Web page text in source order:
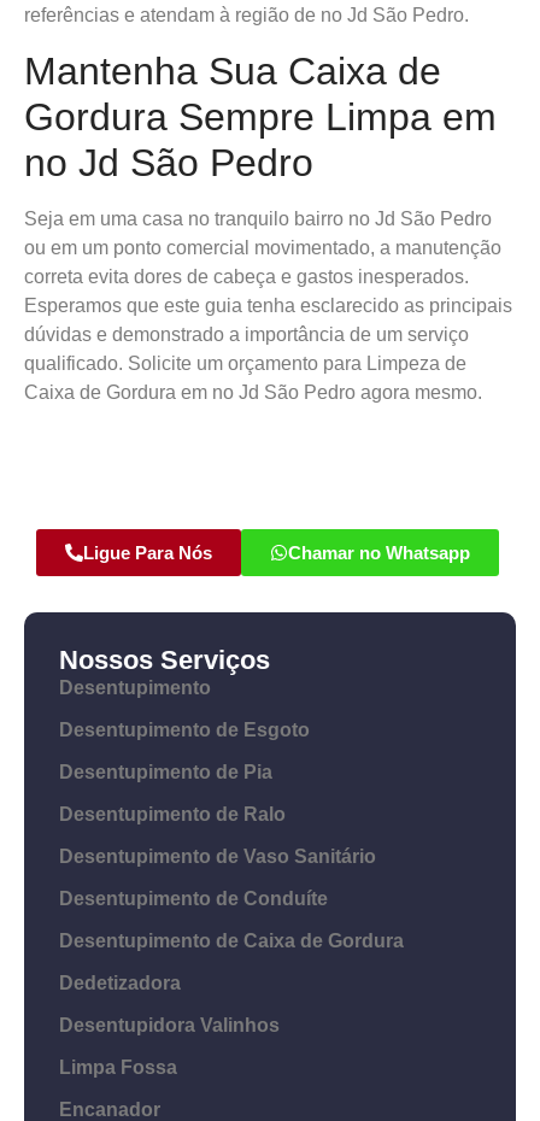
referências e atendam à região de no Jd São Pedro.
Mantenha Sua Caixa de
Gordura Sempre Limpa em
no Jd São Pedro
Seja em uma casa no tranquilo bairro no Jd São Pedro
ou em um ponto comercial movimentado, a manutenção
correta evita dores de cabeça e gastos inesperados.
Esperamos que este guia tenha esclarecido as principais
dúvidas e demonstrado a importância de um serviço
qualificado. Solicite um orçamento para Limpeza de
Caixa de Gordura em no Jd São Pedro agora mesmo.
Ligue Para Nós Chamar no Whatsapp
Nossos Serviços
Desentupimento
Desentupimento de Esgoto
Desentupimento de Pia
Desentupimento de Ralo
Desentupimento de Vaso Sanitário
Desentupimento de Conduíte
Desentupimento de Caixa de Gordura
Dedetizadora
Desentupidora Valinhos
Limpa Fossa
Encanador